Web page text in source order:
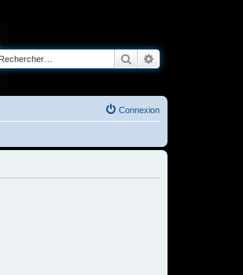
Rechercher
Connexion